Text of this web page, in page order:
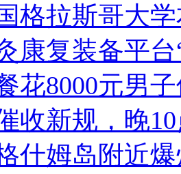
格拉斯哥大
康复装备平
花8000元男
收新规，晚
什姆岛附近